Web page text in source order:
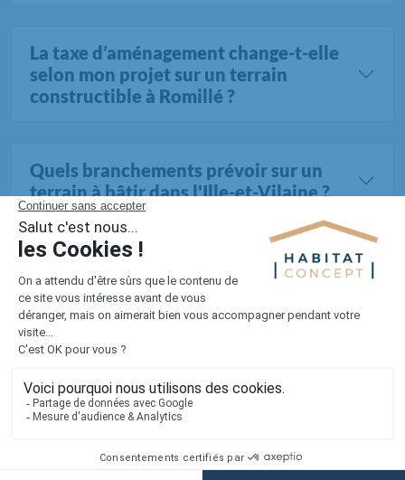
La taxe d’aménagement change-t-elle
selon mon projet sur un terrain
constructible à Romillé ?
Quels branchements prévoir sur un
terrain à bâtir dans l'Ille-et-Vilaine ?
Tous les terrains dans l'Ille-Et-Vilaine (461 au total)